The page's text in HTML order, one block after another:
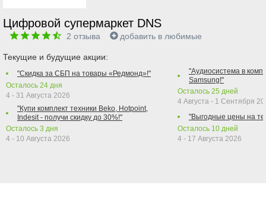
Цифровой супермаркет DNS
2 отзыва добавить в любимые
Текущие и будущие акции:
"Скидка за СБП на товары «Редмонд»!"
Осталось 24 дня
4 - 31 Августа 2026
"Купи комплект техники Beko, Hotpoint,
Indesit - получи скидку до 30%!"
Осталось 3 дня
4 - 10 Августа 2026
"Аудиосистема в
Samsung!"
Осталось 25 дней
4 Августа - 1 Сентября
"Выгодные цены на
Осталось 10 дней
4 - 17 Августа 2026